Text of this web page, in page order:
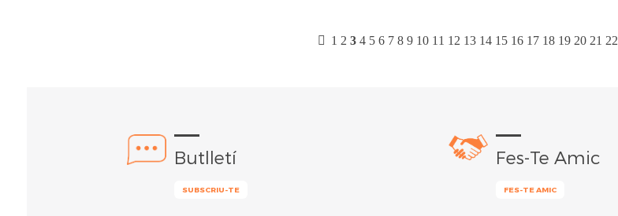
1 2 3 4 5 6 7 8 9 10 11 12 13 14 15 16 17 18 19 20 21 22
Butlletí
SUBSCRIU-TE
Fes-Te Amic
FES-TE AMIC